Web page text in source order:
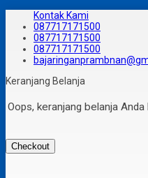
Kontak Kami
087717171500
087717171500
087717171500
Keranjang Belanja
Oops, keranjang belanja Anda
Checkout